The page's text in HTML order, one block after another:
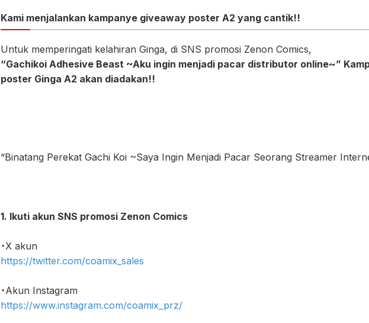
Kami menjalankan kampanye giveaway poster A2 yang cantik!!
Untuk memperingati kelahiran Ginga, di SNS promosi Zenon Comics,
“Gachikoi Adhesive Beast ~Aku ingin menjadi pacar distributor online~”
poster Ginga A2 akan diadakan!!
“Binatang Perekat Gachi Koi ~Saya Ingin Menjadi Pacar Seorang Streamer
1. Ikuti akun SNS promosi Zenon Comics
・X akun
https://twitter.com/coamix_sales
・Akun Instagram
https://www.instagram.com/coamix_prz/